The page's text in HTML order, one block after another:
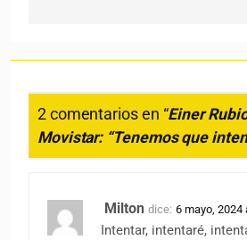
2 comentarios en “Einer
Movistar: “Tenemos que
Milton dice: 6 mayo, 2024
Intentar, intentaré,